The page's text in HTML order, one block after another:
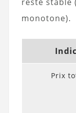
monotone).
Prix